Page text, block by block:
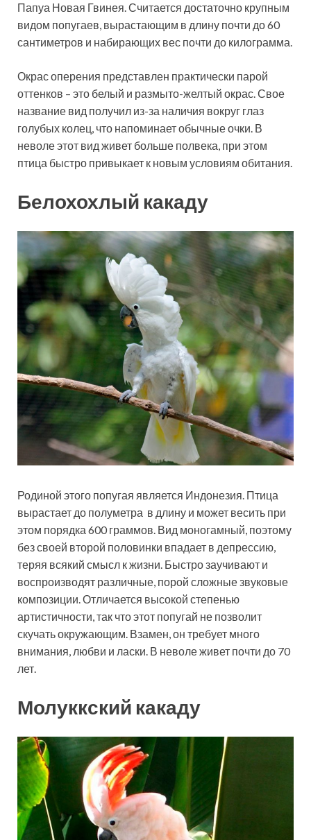
Папуа Новая Гвинея. Считается достаточно крупным
видом попугаев, вырастающим в длину почти до 60
сантиметров и набирающих вес почти до килограмма.
Окрас оперения представлен практически парой
оттенков – это белый и размыто-желтый окрас. Свое
название вид получил из-за наличия вокруг глаз
голубых колец, что напоминает обычные очки. В
неволе этот вид живет больше полвека, при этом
птица быстро привыкает к новым условиям обитания.
Белохохлый какаду
Родиной этого попугая является Индонезия. Птица
вырастает до полуметра в длину и может весить при
этом порядка 600 граммов. Вид моногамный, поэтому
без своей второй половинки впадает в депрессию,
теряя всякий смысл к жизни. Быстро заучивают и
воспроизводят различные, порой сложные звуковые
композиции. Отличается высокой степенью
артистичности, так что этот попугай не позволит
скучать окружающим. Взамен, он требует много
внимания, любви и ласки. В неволе живет почти до 70
лет.
Молуккский какаду